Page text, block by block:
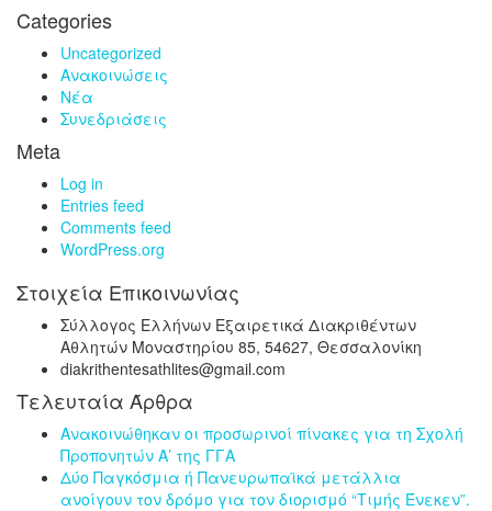
Categories
Uncategorized
Ανακοινώσεις
Νέα
Συνεδριάσεις
Meta
Log in
Entries feed
Comments feed
WordPress.org
Στοιχεία Επικοινωνίας
Σύλλογος Ελλήνων Εξαιρετικά Διακριθέντων
Αθλητών Μοναστηρίου 85, 54627, Θεσσαλονίκη
diakrithentesathlites@gmail.com
Τελευταία Άρθρα
Ανακοινώθηκαν οι προσωρινοί πίνακες για τη Σχολή
Προπονητών Α’ της ΓΓΑ
Δύο Παγκόσμια ή Πανευρωπαϊκά μετάλλια
ανοίγουν τον δρόμο για τον διορισμό “Τιμής Ένεκεν”.